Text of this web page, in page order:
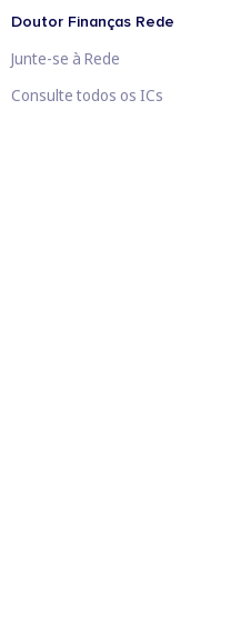
Doutor Finanças Rede
Junte-se à Rede
Consulte todos os ICs